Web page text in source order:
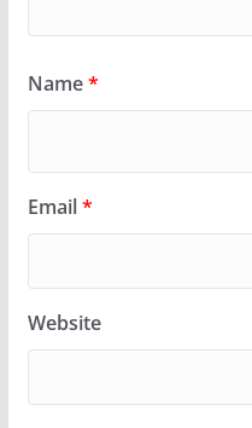
Name*
Email*
Website